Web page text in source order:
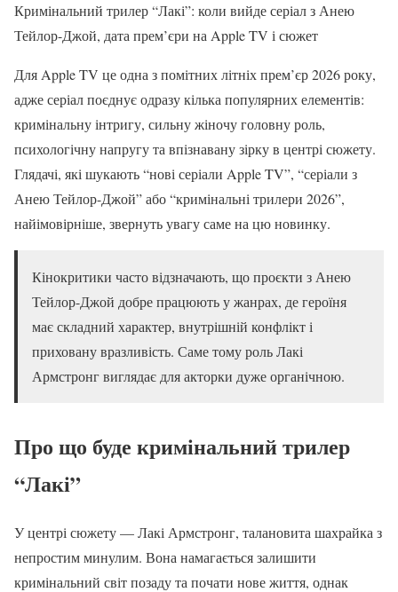
Кримінальний трилер “Лакі”: коли вийде серіал з Анею
Тейлор-Джой, дата прем’єри на Apple TV і сюжет
Для Apple TV це одна з помітних літніх прем’єр 2026 року,
адже серіал поєднує одразу кілька популярних елементів:
кримінальну інтригу, сильну жіночу головну роль,
психологічну напругу та впізнавану зірку в центрі сюжету.
Глядачі, які шукають “нові серіали Apple TV”, “серіали з
Анею Тейлор-Джой” або “кримінальні трилери 2026”,
найімовірніше, звернуть увагу саме на цю новинку.
Кінокритики часто відзначають, що проєкти з Анею
Тейлор-Джой добре працюють у жанрах, де героїня
має складний характер, внутрішній конфлікт і
приховану вразливість. Саме тому роль Лакі
Армстронг виглядає для акторки дуже органічною.
Про що буде кримінальний трилер
“Лакі”
У центрі сюжету — Лакі Армстронг, талановита шахрайка з
непростим минулим. Вона намагається залишити
кримінальний світ позаду та почати нове життя, однак